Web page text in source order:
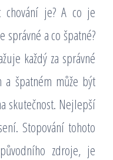
chování je? A co je
správné a co špatné?
každý za správné
špatném může být
skutečnost. Nejlepší
Stopování tohoto
zdroje, je